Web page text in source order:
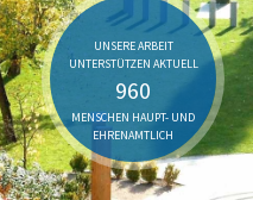
UNSERE ARBEIT
UNTERSTÜTZEN AKTUELL
960
MENSCHEN HAUPT- UND
EHRENAMTLICH